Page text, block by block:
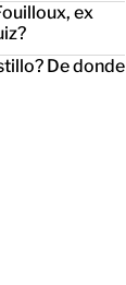
ex
De donde